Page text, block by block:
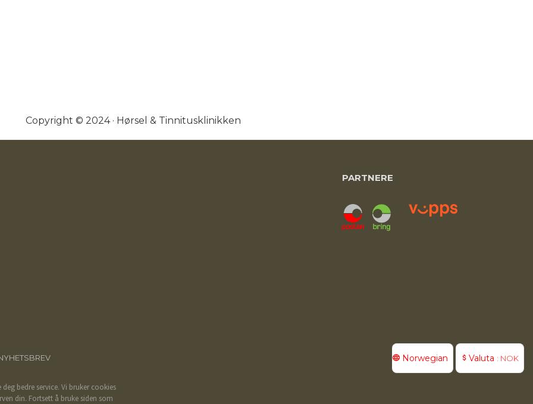
Copyright © 2024 · Hørsel & Tinnitusklinikken
PARTNERE
Norwegian Valuta : NOK
bedre service. Vi bruker cookies
din. Fortsett å bruke siden som